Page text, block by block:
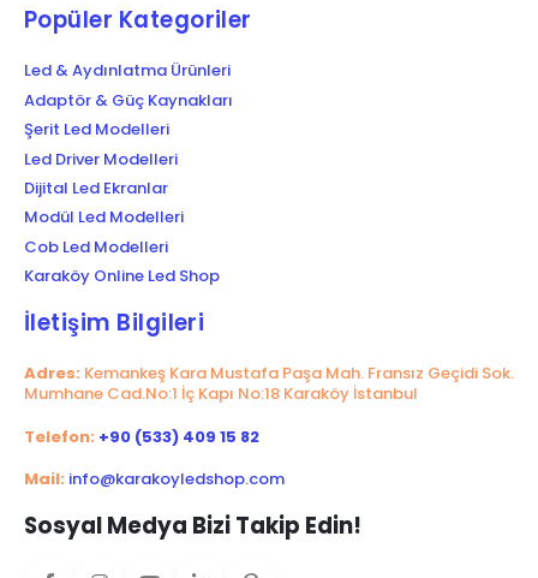
Popüler Kategoriler
Led & Aydınlatma Ürünleri
Adaptör & Güç Kaynakları
Şerit Led Modelleri
Led Driver Modelleri
Dijital Led Ekranlar
Modül Led Modelleri
Cob Led Modelleri
Karaköy Online Led Shop
İletişim Bilgileri
Adres: Kemankeş Kara Mustafa Paşa Mah. Fransız Geçidi Sok.
Mumhane Cad.No:1 İç Kapı No:18 Karaköy İstanbul
Telefon: +90 (533) 409 15 82
Mail: info@karakoyledshop.com
Sosyal Medya Bizi Takip Edin!